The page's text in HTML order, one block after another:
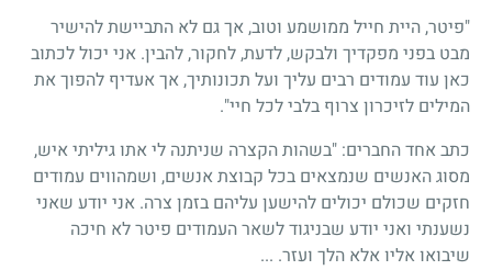
"פיטר, היית חייל ממושמע וטוב, אך גם לא התביישת להישיר
מבט בפני מפקדיך ולבקש, לדעת, לחקור, להבין. אני יכול לכתוב
כאן עוד עמודים רבים עליך ועל תכונותיך, אך אעדיף להפוך את
המילים לזיכרון צרוף בלבי לכל חיי".
כתב אחד החברים: "בשהות הקצרה שניתנה לי אתו גיליתי איש,
מסוג האנשים שנמצאים בכל קבוצת אנשים, ושמהווים עמודים
חזקים שכולם יכולים להישען עליהם בזמן צרה. אני יודע שאני
נשענתי ואני יודע שבניגוד לשאר העמודים פיטר לא חיכה
שיבואו אליו אלא הלך ועזר. ...